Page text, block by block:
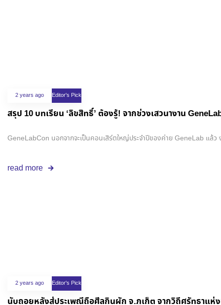
2 years ago Editor's Pick
สรุป 10 บทเรียน ‘ลิขสิทธิ์’ ต้องรู้! จากช่วงเสวนางาน
GeneLabCon นอกจากจะเป็นคอนเสิร์ตใหญ่ประจำปีของค่าย GeneLab แล้
read more
2 years ago Editor's Pick
นับถอยหลังสู่ประเพณีถือศีลกินผัก จ.ภูเก็ต จากวิถีศรัทธาแห่